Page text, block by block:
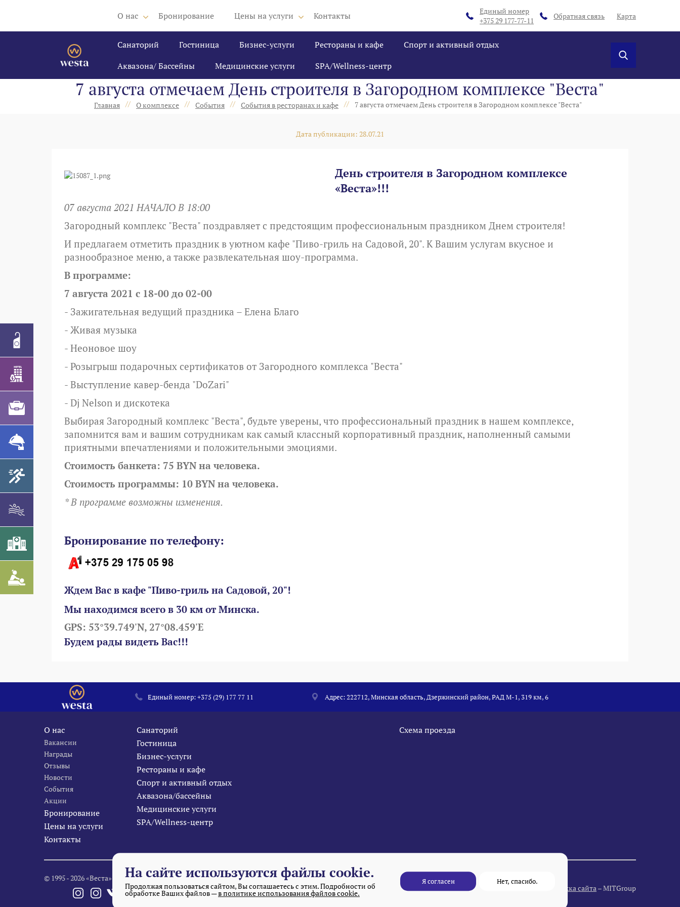
О нас Бронирование Цены на услуги Контакты
Единый номер
+375 29 177-77-11
Обратная связь Карта
Санаторий Гостиница Бизнес-услуги Рестораны и кафе
Спорт и активный отдых
Аквазона/ Бассейны
Медицинские услуги SPA/Wellness-центр
7 августа отмечаем День строителя в Загородном комплексе "Веста"
Главная // О комплексе // События // События в ресторанах и кафе // 7 августа отмечаем День строителя в Загородном комплексе "Веста"
Дата публикации: 28.07.21
День строителя в Загородном комплексе
«Веста»!!!
07 августа 2021 НАЧАЛО В 18:00
Загородный комплекс "Веста" поздравляет с предстоящим профессиональным праздником Днем строителя!
И предлагаем отметить праздник в уютном кафе "Пиво-гриль на Садовой, 20". К Вашим услугам вкусное и
разнообразное меню, а также развлекательная шоу-программа.
В программе:
7 августа 2021 с 18-00 до 02-00
- Зажигательная ведущий праздника – Елена Благо
- Живая музыка
- Неоновое шоу
- Розыгрыш подарочных сертификатов от Загородного комплекса "Веста"
- Выступление кавер-бенда "DoZari"
- Dj Nelson и дискотека
Выбирая Загородный комплекс "Веста", будьте уверены, что профессиональный праздник в нашем комплексе,
запомнится вам и вашим сотрудникам как самый классный корпоративный праздник, наполненный самыми
приятными впечатлениями и положительными эмоциями.
Стоимость банкета: 75 BYN на человека.
Стоимость программы: 10 BYN на человека.
* В программе возможны изменения.
Бронирование по телефону:
Ждем Вас в кафе "Пиво-гриль на Садовой, 20"!
Мы находимся всего в 30 км от Минска.
GPS: 53°39.749'N, 27°08.459'E
Будем рады видеть Вас!!!
Единый номер:+375 (29) 177 77 11 Адрес: 222712, Минская область, Дзержинский район, РАД М-1, 319 км, 6
О нас
Вакансии
Награды
Отзывы
Новости
События
Акции
Бронирование
Цены на услуги
Контакты
Санаторий
Гостиница
Бизнес-услуги
Рестораны и кафе
Спорт и активный отдых
Аквазона/бассейны
Медицинские услуги
SPA/Wellness-центр
Схема проезда
© 1995 - 2026 «Веста» Все права защищены.
Разработка и поддержка сайта – MITGroup
На сайте используются файлы cookie.
Продолжая пользоваться сайтом, Вы соглашаетесь с этим. Подробности об
обработке Ваших файлов —в политике использования файлов cookie.
Я согласен Нет, спасибо.